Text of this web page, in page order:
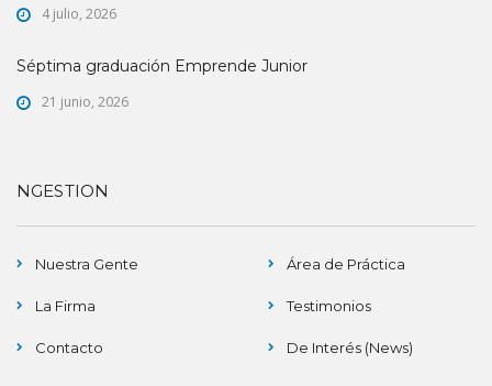
4 julio, 2026
Séptima graduación Emprende Junior
21 junio, 2026
NGESTION
Nuestra Gente Área de Práctica
La Firma Testimonios
Contacto De Interés (News)